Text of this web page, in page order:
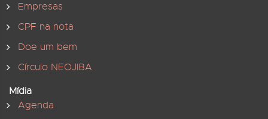
Empresas
CPF na nota
Doe um bem
Círculo NEOJIBA
Mídia
Agenda